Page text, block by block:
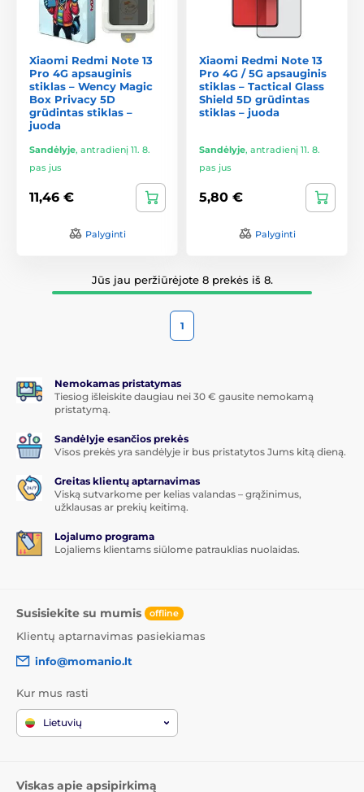
Xiaomi Redmi Note 13
Pro 4G apsauginis
stiklas – Wency Magic
Box Privacy 5D
grūdintas stiklas –
juoda
Sandėlyje, antradienį 11. 8.
pas jus
11,46 €
Palyginti
Xiaomi Redmi Note 13
Pro 4G / 5G apsauginis
stiklas – Tactical Glass
Shield 5D grūdintas
stiklas – juoda
Sandėlyje, antradienį 11. 8.
pas jus
5,80 €
Palyginti
Jūs jau peržiūrėjote 8 prekės iš 8.
1
Nemokamas pristatymas
Tiesiog išleiskite daugiau nei 30 € gausite nemokamą
pristatymą.
Sandėlyje esančios prekės
Visos prekės yra sandėlyje ir bus pristatytos Jums kitą dieną.
Greitas klientų aptarnavimas
Viską sutvarkome per kelias valandas – grąžinimus,
užklausas ar prekių keitimą.
Lojalumo programa
Lojaliems klientams siūlome patrauklias nuolaidas.
Susisiekite su mumis offline
Klientų aptarnavimas pasiekiamas
info@momanio.lt
Kur mus rasti
Lietuvių
Viskas apie apsipirkimą